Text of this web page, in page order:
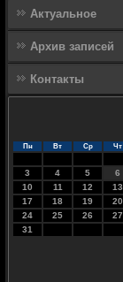
Актуальное
Архив записей
Контакты
Пн Вт Ср Чт
3
4 5 6
10
11 12 13
17
18 19 20
24
25 26 27
31